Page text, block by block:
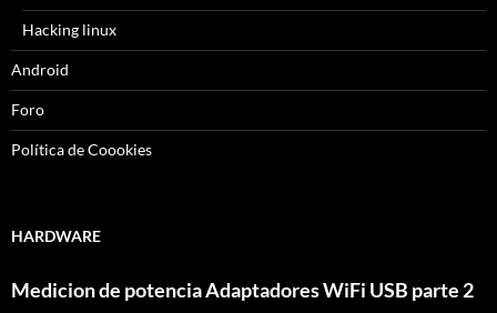
Hacking linux
Android
Foro
Política de Coookies
HARDWARE
Medicion de potencia Adaptadores WiFi USB parte 2